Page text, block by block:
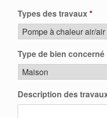
Types des travaux*
Type de bien
Description des